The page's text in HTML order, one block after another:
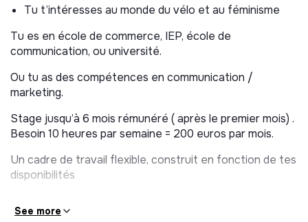
organisons des sorties à vélo accessibles à
toutes, en Île-de-France, quel que soit le niveau,
proposons desateliers pratiques
créons destemps collectifs conviviaux(pique-
niques, goûters) pour favoriser le lien, la sororité et la
confiance.
POURQUOI NOUS REJOINDRE ?
Tu t’intéresses au monde du vélo et au féminisme
Tu es en école de commerce, IEP, école de
communication, ou université.
Ou tu as des compétences en communication /
marketing.
Stage jusqu’à 6 mois rémunéré ( après le premier mois) .
Besoin 10 heures par semaine = 200 euros par mois.
Un cadre de travail flexible, construit en fonction de tes
disponibilités
See more